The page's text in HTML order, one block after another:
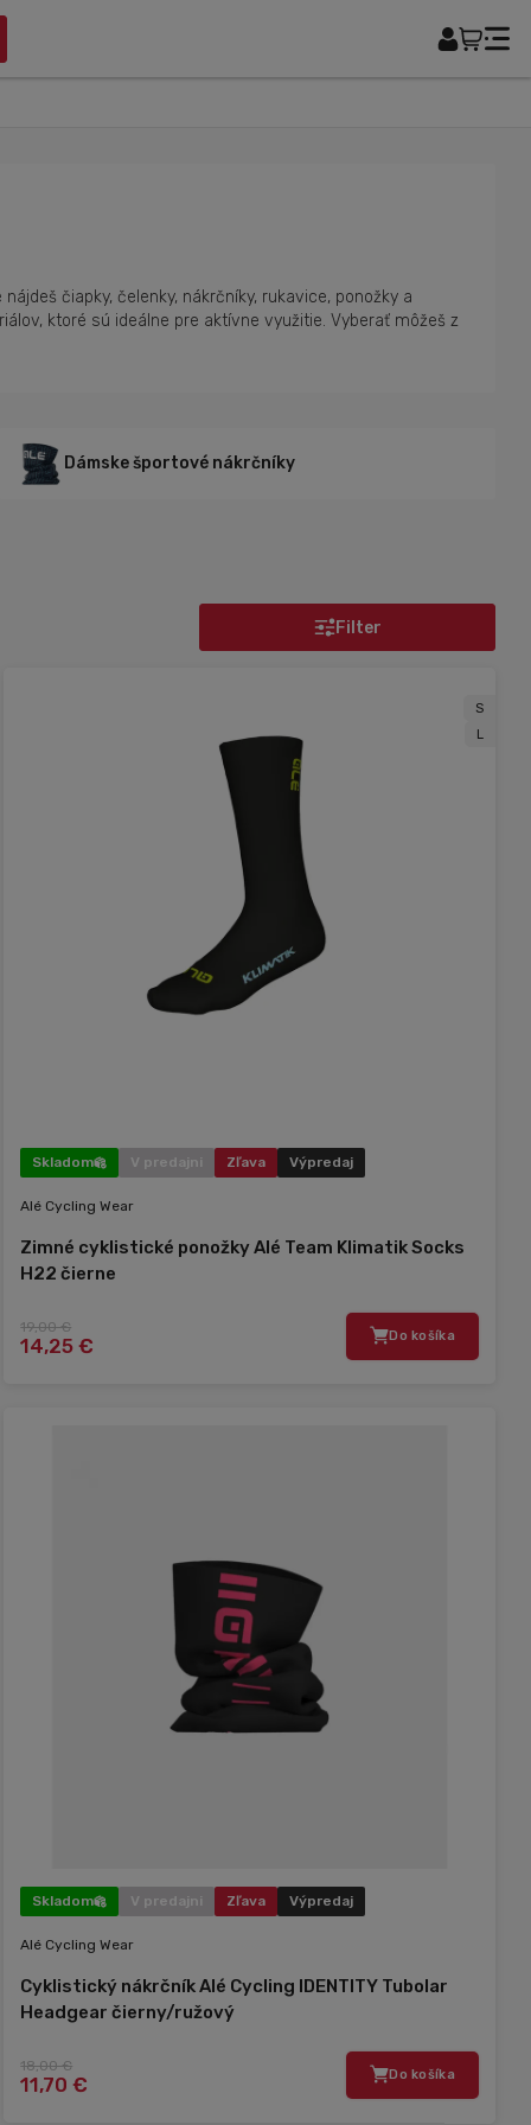
čiapky, čelenky, nákrčníky, rukavice, ponožky a
ktoré sú ideálne pre aktívne využitie. Vyberať môžeš z
Dámske športové nákrčníky
Filter
S
L
Skladom V predajni Zľava Výpredaj
Alé Cycling Wear
Zimné cyklistické ponožky Alé Team Klimatik Socks
H22 čierne
19,00 €
14,25 € Do košíka
Skladom V predajni Zľava Výpredaj
Alé Cycling Wear
Cyklistický nákrčník Alé Cycling IDENTITY Tubolar
Headgear čierny/ružový
18,00 €
11,70 € Do košíka